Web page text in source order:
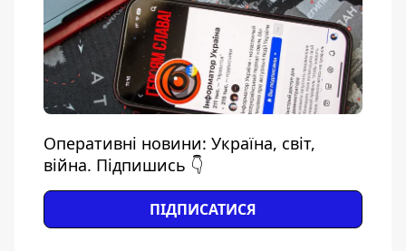
Оперативні новини: Україна, світ,
війна. Підпишись 👇
ПІДПИСАТИСЯ